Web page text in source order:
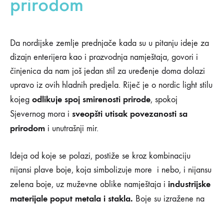
Da nordijske zemlje prednjače kada su u pitanju ideje za
dizajn enterijera kao i prozvodnja namještaja, govori i
činjenica da nam još jedan stil za uređenje doma dolazi
upravo iz ovih hladnih predjela. Riječ je o nordic light stilu
kojeg odlikuje spoj smirenosti prirode, spokoj
Sjevernog mora i sveopšti utisak povezanosti sa
prirodom i unutrašnji mir.
Ideja od koje se polazi, postiže se kroz kombinaciju
nijansi plave boje, koja simbolizuje more i nebo, i nijansu
zelena boje, uz muževne oblike namještaja i industrijske
materijale poput metala i stakla. Boje su izražene na